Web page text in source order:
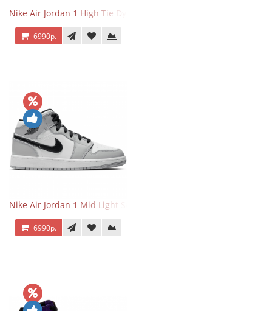
Nike Air Jordan 1 High Tie Dye
6990р.
Nike Air Jordan 1 Mid Light Smoke Grey
6990р.